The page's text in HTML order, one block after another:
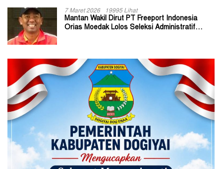
7 Maret 2026 19995 Lihat
Mantan Wakil Dirut PT Freeport Indonesia
Orias Moedak Lolos Seleksi Administratif